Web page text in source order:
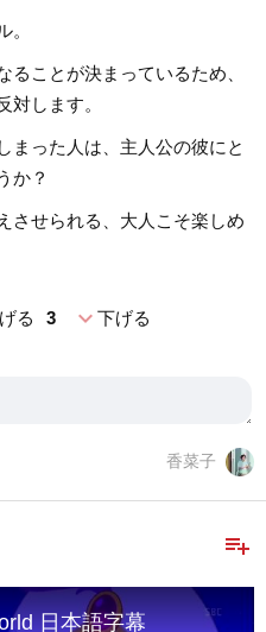
。
ることが決まっているため、
対します。
まった人は、主人公の彼にと
か？
させられる、大人こそ楽しめ
る 3 expand_more下げる
香菜子
playlist_add
日本語字幕